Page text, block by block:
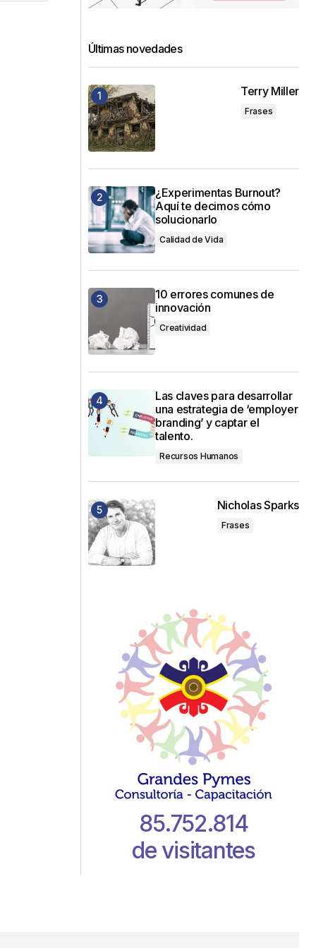
Últimas novedades
Terry Miller
Frases
¿Experimentas Burnout?
Aquí te decimos cómo
solucionarlo
Calidad de Vida
10 errores comunes de
innovación
Creatividad
Las claves para desarrollar
una estrategia de ‘employer
branding’ y captar el
talento.
Recursos Humanos
Nicholas Sparks
Frases
85.752.814
de visitantes